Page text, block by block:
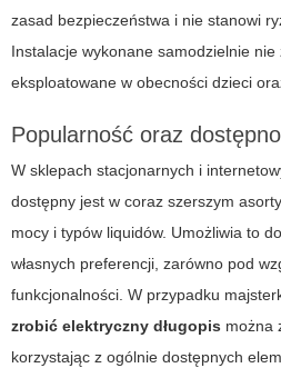
zasad bezpieczeństwa i nie stanowi
Instalacje wykonane samodzielnie
eksploatowane w obecności dzieci
Popularność oraz
W sklepach stacjonarnych i
dostępny jest w coraz szerszym
mocy i typów liquidów. Umożliwia to
własnych preferencji, zarówno pod
funkcjonalności. W przypadku
zrobić elektryczny długopis można
korzystając z ogólnie dostępnych